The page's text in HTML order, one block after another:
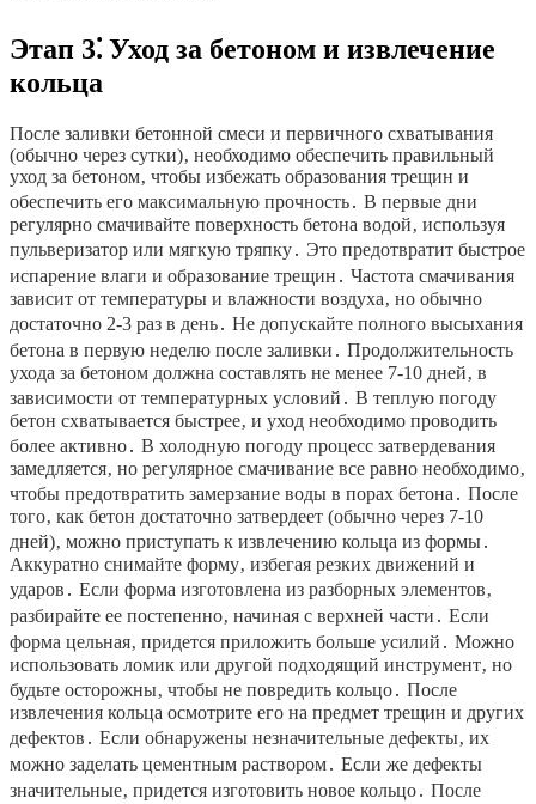
Этап 3⁚ Уход за бетоном и извлечение
кольца
После заливки бетонной смеси и первичного схватывания
(обычно через сутки)‚ необходимо обеспечить правильный
уход за бетоном‚ чтобы избежать образования трещин и
обеспечить его максимальную прочность․ В первые дни
регулярно смачивайте поверхность бетона водой‚ используя
пульверизатор или мягкую тряпку․ Это предотвратит быстрое
испарение влаги и образование трещин․ Частота смачивания
зависит от температуры и влажности воздуха‚ но обычно
достаточно 2-3 раз в день․ Не допускайте полного высыхания
бетона в первую неделю после заливки․ Продолжительность
ухода за бетоном должна составлять не менее 7-10 дней‚ в
зависимости от температурных условий․ В теплую погоду
бетон схватывается быстрее‚ и уход необходимо проводить
более активно․ В холодную погоду процесс затвердевания
замедляется‚ но регулярное смачивание все равно необходимо‚
чтобы предотвратить замерзание воды в порах бетона․ После
того‚ как бетон достаточно затвердеет (обычно через 7-10
дней)‚ можно приступать к извлечению кольца из формы․
Аккуратно снимайте форму‚ избегая резких движений и
ударов․ Если форма изготовлена из разборных элементов‚
разбирайте ее постепенно‚ начиная с верхней части․ Если
форма цельная‚ придется приложить больше усилий․ Можно
использовать ломик или другой подходящий инструмент‚ но
будьте осторожны‚ чтобы не повредить кольцо․ После
извлечения кольца осмотрите его на предмет трещин и других
дефектов․ Если обнаружены незначительные дефекты‚ их
можно заделать цементным раствором․ Если же дефекты
значительные‚ придется изготовить новое кольцо․ После